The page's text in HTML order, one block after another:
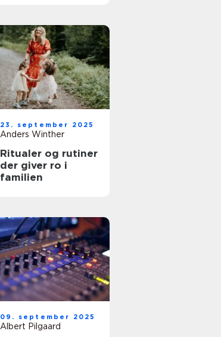
23. september 2025
Anders Winther
Ritualer og rutiner
der giver ro i
familien
09. september 2025
Albert Pilgaard